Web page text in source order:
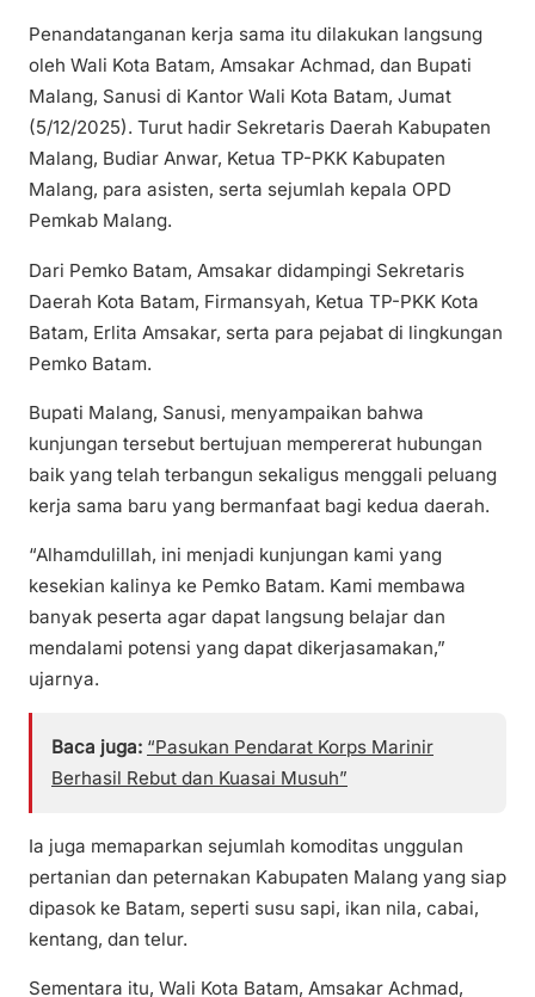
Penandatanganan kerja sama itu dilakukan langsung
oleh Wali Kota Batam, Amsakar Achmad, dan Bupati
Malang, Sanusi di Kantor Wali Kota Batam, Jumat
(5/12/2025). Turut hadir Sekretaris Daerah Kabupaten
Malang, Budiar Anwar, Ketua TP-PKK Kabupaten
Malang, para asisten, serta sejumlah kepala OPD
Pemkab Malang.
Dari Pemko Batam, Amsakar didampingi Sekretaris
Daerah Kota Batam, Firmansyah, Ketua TP-PKK Kota
Batam, Erlita Amsakar, serta para pejabat di lingkungan
Pemko Batam.
Bupati Malang, Sanusi, menyampaikan bahwa
kunjungan tersebut bertujuan mempererat hubungan
baik yang telah terbangun sekaligus menggali peluang
kerja sama baru yang bermanfaat bagi kedua daerah.
“Alhamdulillah, ini menjadi kunjungan kami yang
kesekian kalinya ke Pemko Batam. Kami membawa
banyak peserta agar dapat langsung belajar dan
mendalami potensi yang dapat dikerjasamakan,”
ujarnya.
Baca juga: “Pasukan Pendarat Korps Marinir
Berhasil Rebut dan Kuasai Musuh”
Ia juga memaparkan sejumlah komoditas unggulan
pertanian dan peternakan Kabupaten Malang yang siap
dipasok ke Batam, seperti susu sapi, ikan nila, cabai,
kentang, dan telur.
Sementara itu, Wali Kota Batam, Amsakar Achmad,